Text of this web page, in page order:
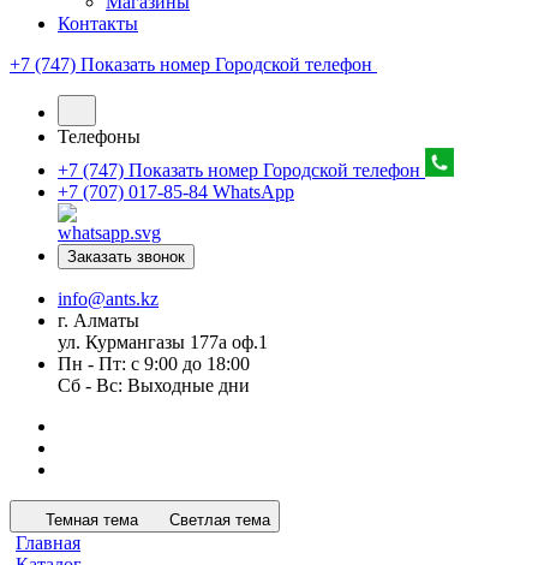
Контакты
+7 (747) Показать номер Городской телефон
Телефоны
+7 (747) Показать номер Городской телефон
+7 (707) 017-85-84 WhatsApp
Заказать звонок
info@ants.kz
г. Алматы
ул. Курмангазы 177а оф.1
Пн - Пт: с 9:00 до 18:00
Сб - Вс: Выходные дни
Темная тема Светлая тема
Главная